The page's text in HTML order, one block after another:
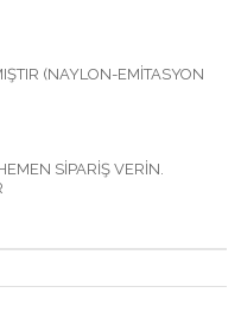
(NAYLON-EMİTASYON
SİPARİŞ VERİN.